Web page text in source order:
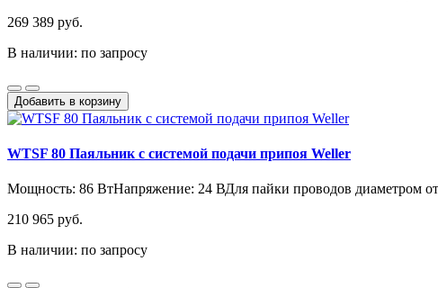
269 389 руб.
В наличии: по запросу
Добавить в корзину
WTSF 80 Паяльник с системой подачи припоя Weller
Мощность: 86 ВтНапряжение: 24 ВДля пайки проводов диаметром
210 965 руб.
В наличии: по запросу